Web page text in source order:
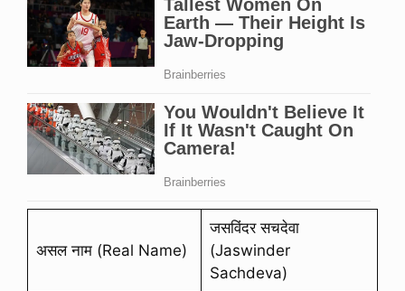
असल नाम (Real Name)
जसविंदर सचदेवा
(Jaswinder
Sachdeva)